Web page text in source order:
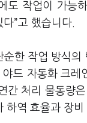
도 작업이 가능
”고 했습니다.
순한 작업 방식
드 자동화 크레
간 처리 물동량
하역 효율과 장